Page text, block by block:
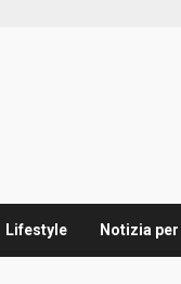
Lifestyle Notizia